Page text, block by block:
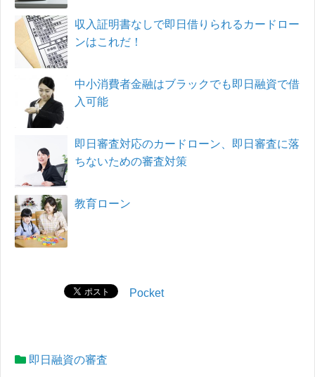
収入証明書なしで即日借りられるカードロー
ンはこれだ！
中小消費者金融はブラックでも即日融資で借
入可能
即日審査対応のカードローン、即日審査に落
ちないための審査対策
教育ローン
Pocket
即日融資の審査